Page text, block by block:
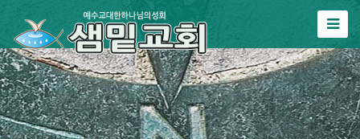
Sketchbook5, 스케치북5